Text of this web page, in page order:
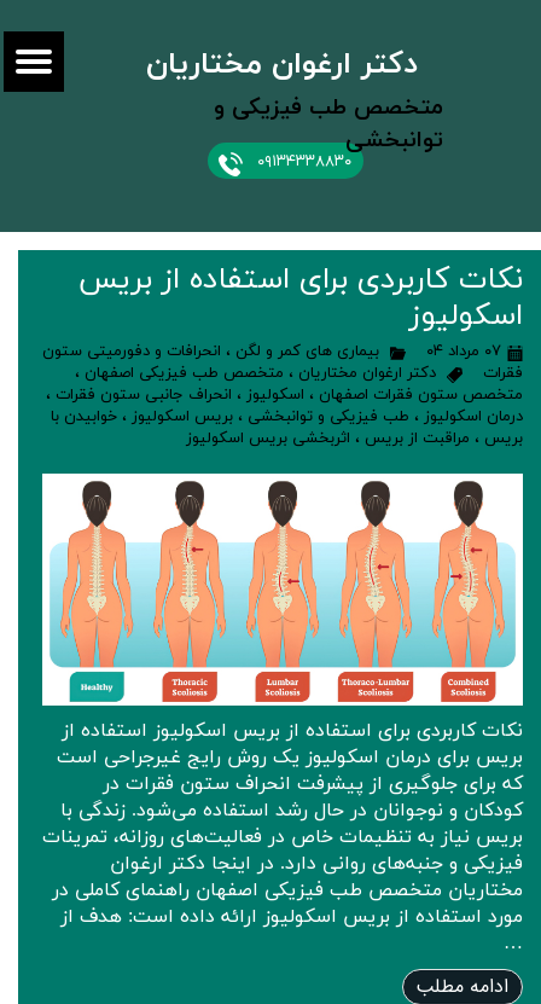
۰۹۱۳۴۳۳۸۸۳۰
دکتر ارغوان مختاریان
متخصص طب فیزیکی و
توانبخشی
نکات کاربردی برای استفاده از بریس
اسکولیوز
۰۷ مرداد ۰۴ بیماری های کمر و لگن ، انحرافات و دفورمیتی ستون
فقرات
دکتر ارغوان مختاریان ، متخصص طب فیزیکی اصفهان ،
متخصص ستون فقرات اصفهان ، اسکولیوز ، انحراف جانبی ستون فقرات ،
درمان اسکولیوز ، طب فیزیکی و توانبخشی ، بریس اسکولیوز ، خوابیدن با
بریس ، مراقبت از بریس ، اثربخشی بریس اسکولیوز
نکات کاربردی برای استفاده از بریس اسکولیوز استفاده از
بریس برای درمان اسکولیوز یک روش رایج غیرجراحی است
که برای جلوگیری از پیشرفت انحراف ستون فقرات در
کودکان و نوجوانان در حال رشد استفاده می‌شود. زندگی با
بریس نیاز به تنظیمات خاص در فعالیت‌های روزانه، تمرینات
فیزیکی و جنبه‌های روانی دارد. در اینجا دکتر ارغوان
مختاریان متخصص طب فیزیکی اصفهان راهنمای کاملی در
مورد استفاده از بریس اسکولیوز ارائه داده است: هدف از
…
ادامه مطلب